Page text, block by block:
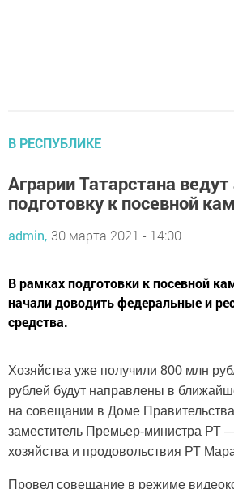
В РЕСПУБЛИКЕ
Аграрии Татарстана
подготовку к посевной
admin, 30 марта 2021 - 14:00
В рамках подготовки к посевной
начали доводить федеральные и
средства.
Хозяйства уже получили 800 млн
рублей будут направлены в
на совещании в Доме
заместитель Премьер-министра РТ
хозяйства и продовольствия РТ
Провел совещание в режиме